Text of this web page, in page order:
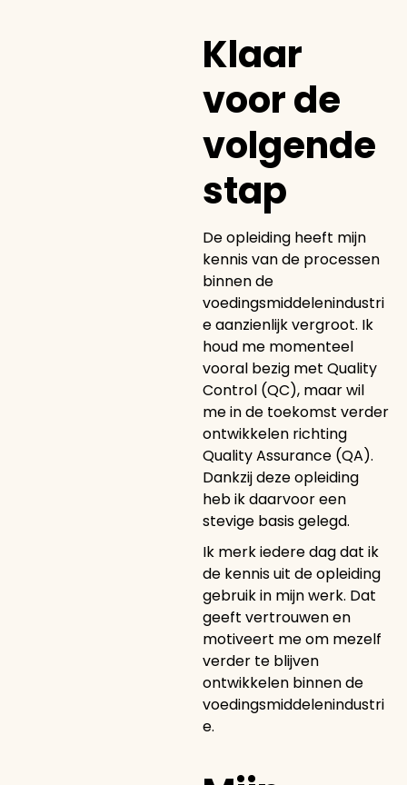
Klaar
voor de
volgende
stap
De opleiding heeft mijn
kennis van de processen
binnen de
voedingsmiddelenindustri
e aanzienlijk vergroot. Ik
houd me momenteel
vooral bezig met Quality
Control (QC), maar wil
me in de toekomst verder
ontwikkelen richting
Quality Assurance (QA).
Dankzij deze opleiding
heb ik daarvoor een
stevige basis gelegd.
Ik merk iedere dag dat ik
de kennis uit de opleiding
gebruik in mijn werk. Dat
geeft vertrouwen en
motiveert me om mezelf
verder te blijven
ontwikkelen binnen de
voedingsmiddelenindustri
e.